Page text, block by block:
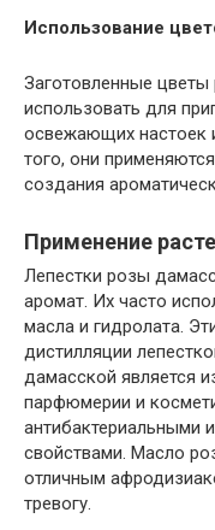
Использование
Заготовленные
использовать для
освежающих настоек
того, они
создания
Применение
Лепестки розы
аромат. Их часто
масла и гидролата.
дистилляции
дамасской является
парфюмерии и
антибактериальными
свойствами. Масло
отличным
тревогу.